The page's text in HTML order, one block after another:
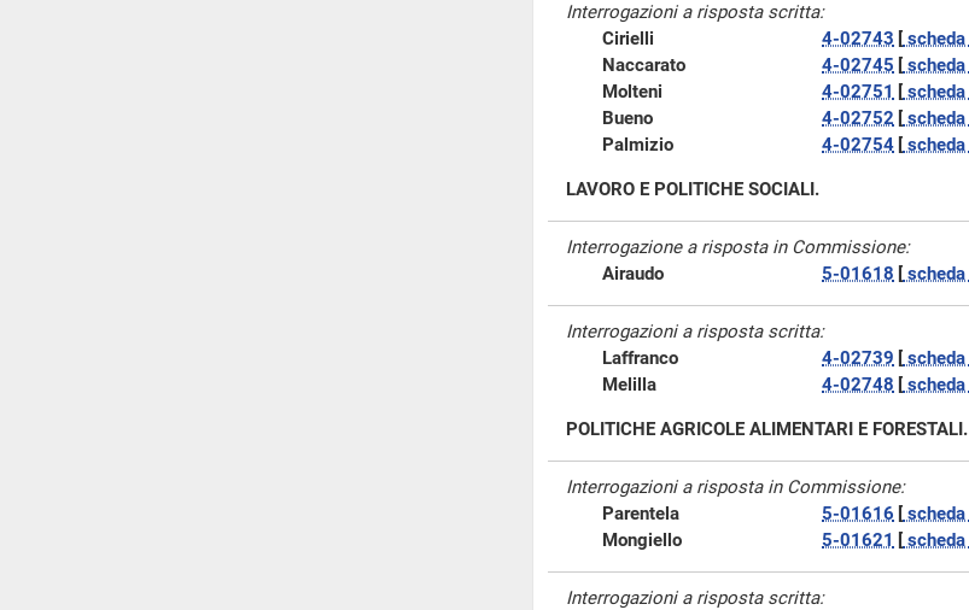
Interrogazioni a risposta scritta:
Cirielli
4-02743 [ scheda
Naccarato
4-02745 [ scheda
Molteni
4-02751 [ scheda
Bueno
4-02752 [ scheda
Palmizio
4-02754 [ scheda
LAVORO E POLITICHE SOCIALI.
Interrogazione a risposta in Commissione:
Airaudo
5-01618 [ scheda
Interrogazioni a risposta scritta:
Laffranco
4-02739 [ scheda
Melilla
4-02748 [ scheda
POLITICHE AGRICOLE ALIMENTARI E FORESTALI.
Interrogazioni a risposta in Commissione:
Parentela
5-01616 [ scheda
Mongiello
5-01621 [ scheda
Interrogazioni a risposta scritta: